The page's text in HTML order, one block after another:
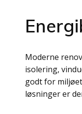
Moderne
isolering,
godt for
løsninger er